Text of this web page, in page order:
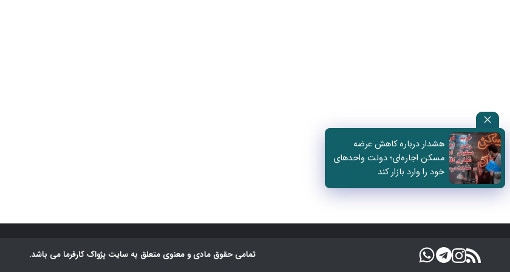
هشدار درباره کاهش عرضه
مسکن اجاره‌ای؛ دولت واحدهای
خود را وارد بازار کند
تمامی حقوق مادی و معنوی متعلق به سایت پژواک کارفرما می باشد.